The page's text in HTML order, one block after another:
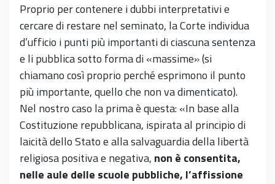
Proprio per contenere i dubbi interpretativi e
cercare di restare nel seminato, la Corte individua
d’ufficio i punti più importanti di ciascuna sentenza
e li pubblica sotto forma di «massime» (si
chiamano così proprio perché esprimono il punto
più importante, quello che non va dimenticato).
Nel nostro caso la prima è questa: «In base alla
Costituzione repubblicana, ispirata al principio di
laicità dello Stato e alla salvaguardia della libertà
religiosa positiva e negativa, non è consentita,
nelle aule delle scuole pubbliche, l’affissione